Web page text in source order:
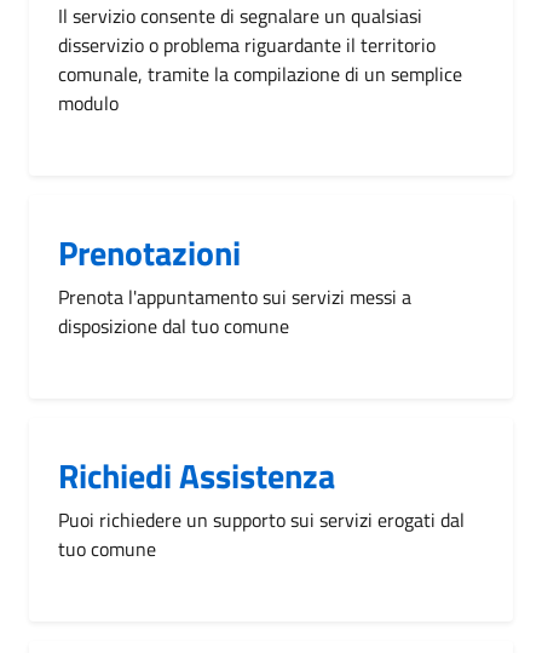
Il servizio consente di segnalare un qualsiasi
disservizio o problema riguardante il territorio
comunale, tramite la compilazione di un semplice
modulo
Prenotazioni
Prenota l'appuntamento sui servizi messi a
disposizione dal tuo comune
Richiedi Assistenza
Puoi richiedere un supporto sui servizi erogati dal
tuo comune